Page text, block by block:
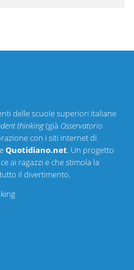
delle scuole superiori italiane
thinking(già Osservatorio
con i siti internet di
eQuotidiano.net. Un progetto
ai ragazzi e che stimola la
il divertimento.